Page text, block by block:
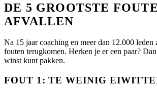
DE 5 GROOTSTE
AFVALLEN
Na 15 jaar coaching en meer dan 12.000 leden
fouten terugkomen. Herken je er een paar?
winst kunt pakken.
FOUT 1: TE WEINIG